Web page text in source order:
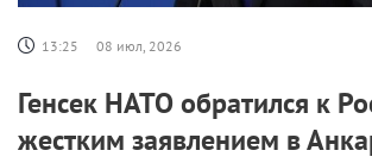
13:25 08 июл, 2026
Генсек НАТО обратился к
жестким заявлением в